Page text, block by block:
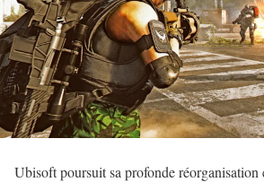
Ubisoft poursuit sa profonde réorganisation